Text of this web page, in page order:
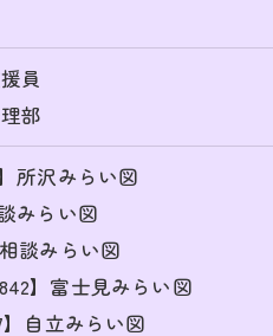
員
部
所沢みらい図
みらい図
談みらい図
】富士見みらい図
】自立みらい図